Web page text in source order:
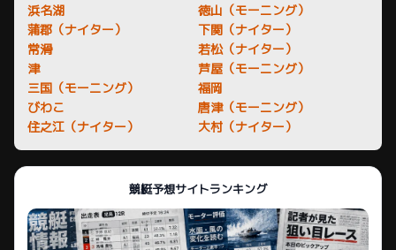
浜名湖
蒲郡（ナイター）
常滑
津
三国（モーニング）
びわこ
住之江（ナイター）
徳山（モーニング）
下関（ナイター）
若松（ナイター）
芦屋（モーニング）
福岡
唐津（モーニング）
大村（ナイター）
競艇予想サイトランキング